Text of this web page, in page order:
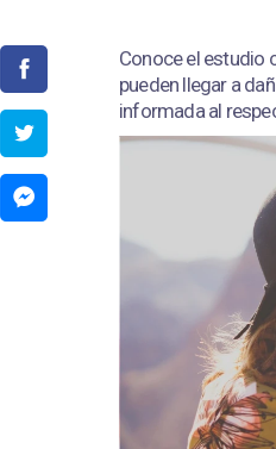
Conoce el estudio
pueden llegar a
informada al